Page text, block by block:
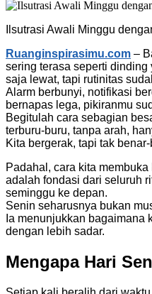
Ilsutrasi Awali Minggu
Ruanginspirasimu.com –
sering terasa seperti
saja lewat, tapi rutinitas
Alarm berbunyi, notifikasi
bernapas lega, pikiranmu
Begitulah cara sebagian
terburu-buru, tanpa arah,
Kita bergerak, tapi tak
Padahal, cara kita membuka
adalah fondasi dari seluruh
seminggu ke depan.
Senin seharusnya bukan
Ia menunjukkan bagaimana
dengan lebih sadar.
Mengapa Hari